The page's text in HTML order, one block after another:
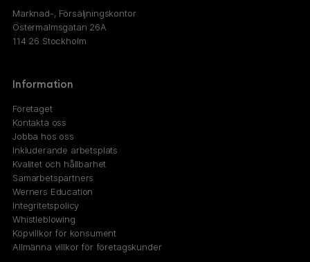
Marknad-, Försäljningskontor
Östermalmsgatan 26A
114 26 Stockholm
Information
Företaget
Kontakta oss
Jobba hos oss
Inkluderande arbetsplats
Kvalitet och hållbarhet
Samarbetspartners
Werners Education
Integritetspolicy
Whistleblowing
Köpvillkor för konsument
Allmänna villkor för företagskunder